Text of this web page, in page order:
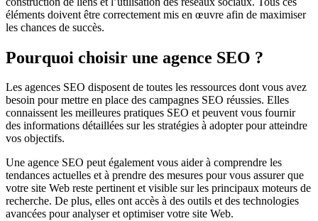
éléments doivent être correctement mis en œuvre afin de maximiser
les chances de succès.
Pourquoi choisir une agence SEO ?
Les agences SEO disposent de toutes les ressources dont vous avez
besoin pour mettre en place des campagnes SEO réussies. Elles
connaissent les meilleures pratiques SEO et peuvent vous fournir
des informations détaillées sur les stratégies à adopter pour atteindre
vos objectifs.
Une agence SEO peut également vous aider à comprendre les
tendances actuelles et à prendre des mesures pour vous assurer que
votre site Web reste pertinent et visible sur les principaux moteurs de
recherche. De plus, elles ont accès à des outils et des technologies
avancées pour analyser et optimiser votre site Web.